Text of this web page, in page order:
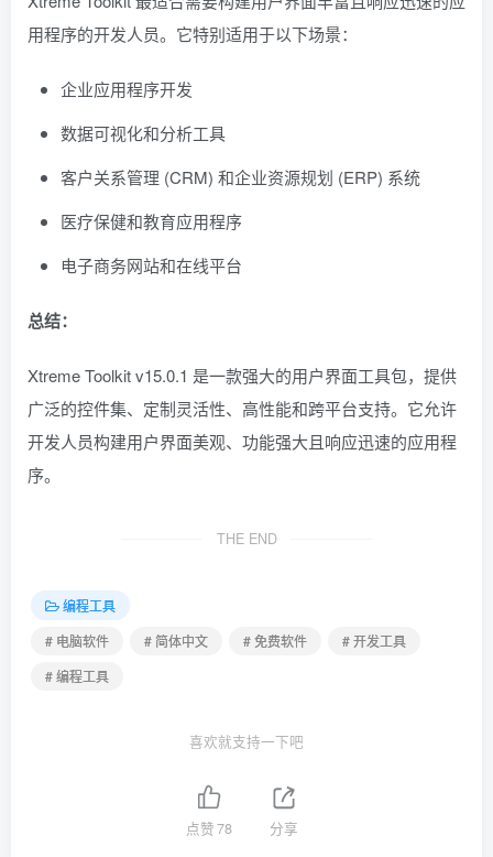
用程序的开发人员。它特别适用于以下场景：
企业应用程序开发
数据可视化和分析工具
客户关系管理 (CRM) 和企业资源规划 (ERP) 系统
医疗保健和教育应用程序
电子商务网站和在线平台
总结：
Xtreme Toolkit v15.0.1 是一款强大的用户界面工具包，提供
广泛的控件集、定制灵活性、高性能和跨平台支持。它允许
开发人员构建用户界面美观、功能强大且响应迅速的应用程
序。
THE END
编程工具
# 电脑软件
# 简体中文 # 免费软件
# 开发工具
# 编程工具
喜欢就支持一下吧
点赞78 分享